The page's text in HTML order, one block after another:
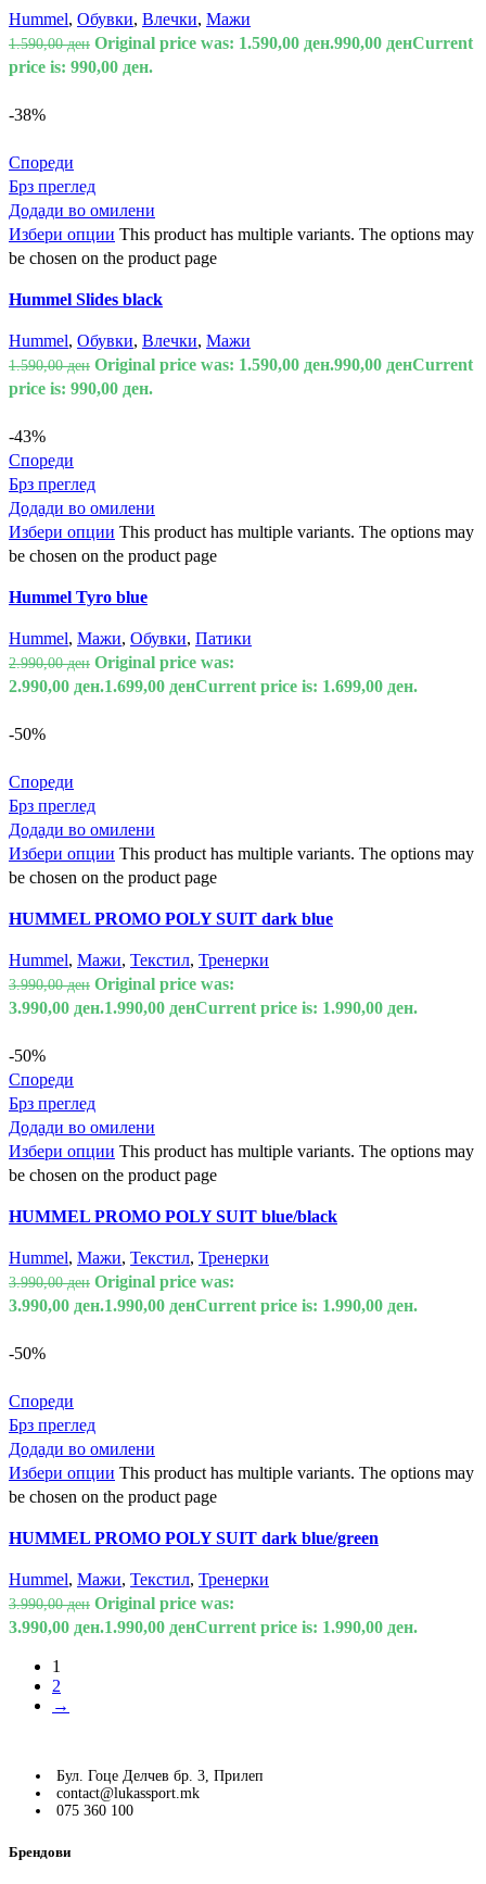
Hummel, Обувки, Влечки, Мажи
1.590,00ден Original price was: 1.590,00 ден.990,00 денCurrent
price is: 990,00 ден.
-38%
Спореди
Брз преглед
Додади во омилени
Избери опции This product has multiple variants. The options may
be chosen on the product page
Hummel Slides black
Hummel, Обувки, Влечки, Мажи
1.590,00ден Original price was: 1.590,00 ден.990,00 денCurrent
price is: 990,00 ден.
-43%
Спореди
Брз преглед
Додади во омилени
Избери опции This product has multiple variants. The options may
be chosen on the product page
Hummel Tyro blue
Hummel, Мажи, Обувки, Патики
2.990,00ден Original price was:
2.990,00 ден.1.699,00 денCurrent price is: 1.699,00 ден.
-50%
Спореди
Брз преглед
Додади во омилени
Избери опции This product has multiple variants. The options may
be chosen on the product page
HUMMEL PROMO POLY SUIT dark blue
Hummel, Мажи, Текстил, Тренерки
3.990,00ден Original price was:
3.990,00 ден.1.990,00 денCurrent price is: 1.990,00 ден.
-50%
Спореди
Брз преглед
Додади во омилени
Избери опции This product has multiple variants. The options may
be chosen on the product page
HUMMEL PROMO POLY SUIT blue/black
Hummel, Мажи, Текстил, Тренерки
3.990,00ден Original price was:
3.990,00 ден.1.990,00 денCurrent price is: 1.990,00 ден.
-50%
Спореди
Брз преглед
Додади во омилени
Избери опции This product has multiple variants. The options may
be chosen on the product page
HUMMEL PROMO POLY SUIT dark blue/green
Hummel, Мажи, Текстил, Тренерки
3.990,00ден Original price was:
3.990,00 ден.1.990,00 денCurrent price is: 1.990,00 ден.
1
2
→
Бул. Гоце Делчев бр. 3, Прилеп
contact@lukassport.mk
075 360 100
Брендови